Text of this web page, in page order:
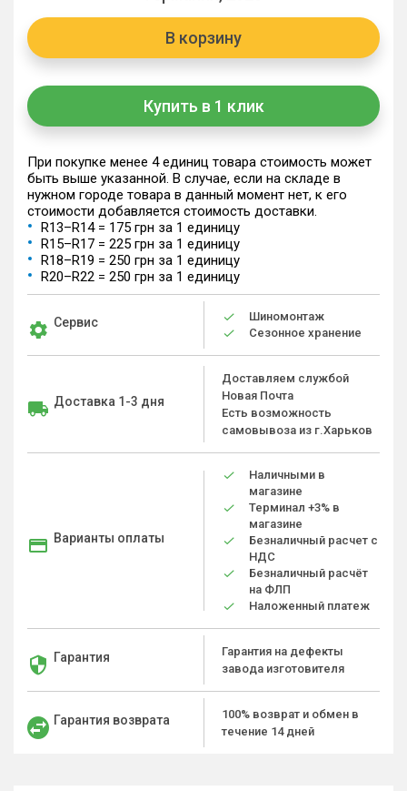
В корзину
Купить в 1 клик
При покупке менее 4 единиц товара стоимость может
быть выше указанной. В случае, если на складе в
нужном городе товара в данный момент нет, к его
стоимости добавляется стоимость доставки.
R13–R14 = 175 грн за 1 единицу
R15–R17 = 225 грн за 1 единицу
R18–R19 = 250 грн за 1 единицу
R20–R22 = 250 грн за 1 единицу
Сервис
Шиномонтаж
Сезонное хранение
Доставка 1-3 дня
Доставляем службой
Новая Почта
Есть возможность
самовывоза из г.Харьков
Варианты оплаты
Наличными в
магазине
Терминал +3% в
магазине
Безналичный расчет с
НДС
Безналичный расчёт
на ФЛП
Наложенный платеж
Гарантия
Гарантия на дефекты
завода изготовителя
Гарантия возврата
100% возврат и обмен в
течение 14 дней